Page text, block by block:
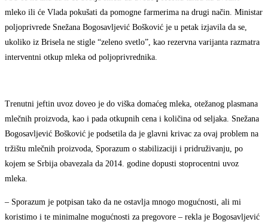
mleko ili će Vlada pokušati da pomogne farmerima na drugi način. Ministar
poljoprivrede Snežana Bogosavljević Bošković je u petak izjavila da se,
ukoliko iz Brisela ne stigle “zeleno svetlo”, kao rezervna varijanta razmatra
interventni otkup mleka od poljoprivrednika.
Trenutni jeftin uvoz doveo je do viška domaćeg mleka, otežanog plasmana
mlečnih proizvoda, kao i pada otkupnih cena i količina od seljaka. Snežana
Bogosavljević Bošković je podsetila da je glavni krivac za ovaj problem na
tržištu mlečnih proizvoda, Sporazum o stabilizaciji i pridruživanju, po
kojem se Srbija obavezala da 2014. godine dopusti stoprocentni uvoz
mleka.
– Sporazum je potpisan tako da ne ostavlja mnogo mogućnosti, ali mi
koristimo i te minimalne mogućnosti za pregovore – rekla je Bogosavljević